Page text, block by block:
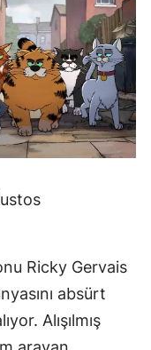
Ricky Gervais
absürt
Alışılmış